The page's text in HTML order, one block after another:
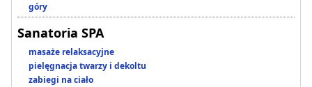
góry
Sanatoria SPA
masaże relaksacyjne
pielęgnacja twarzy i dekoltu
zabiegi na ciało